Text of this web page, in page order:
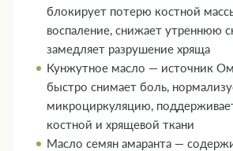
блокирует потерю костной
воспаление, снижает утреннюю
замедляет разрушение хряща
Кунжутное масло — источник
быстро снимает боль,
микроциркуляцию,
костной и хрящевой ткани
Масло семян амаранта —